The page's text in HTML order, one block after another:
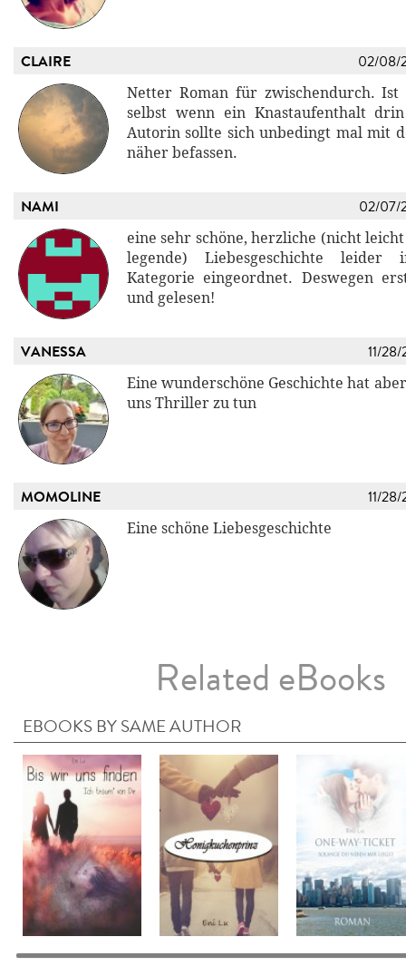
CLAIRE 02/08/
Netter Roman für zwischendurch.
selbst wenn ein Knastaufenthalt
Autorin sollte sich unbedingt mal mit
näher befassen.
NAMI 02/07/
eine sehr schöne, herzliche (nicht
legende) Liebesgeschichte
Kategorie eingeordnet. Deswegen
und gelesen!
VANESSA 11/
Eine wunderschöne Geschichte hat
uns Thriller zu tun
MOMOLINE 11/
Eine schöne Liebesgeschichte
Related eBooks
EBOOKS BY SAME AUTHOR